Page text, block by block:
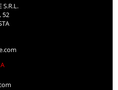
S.R.L.
52